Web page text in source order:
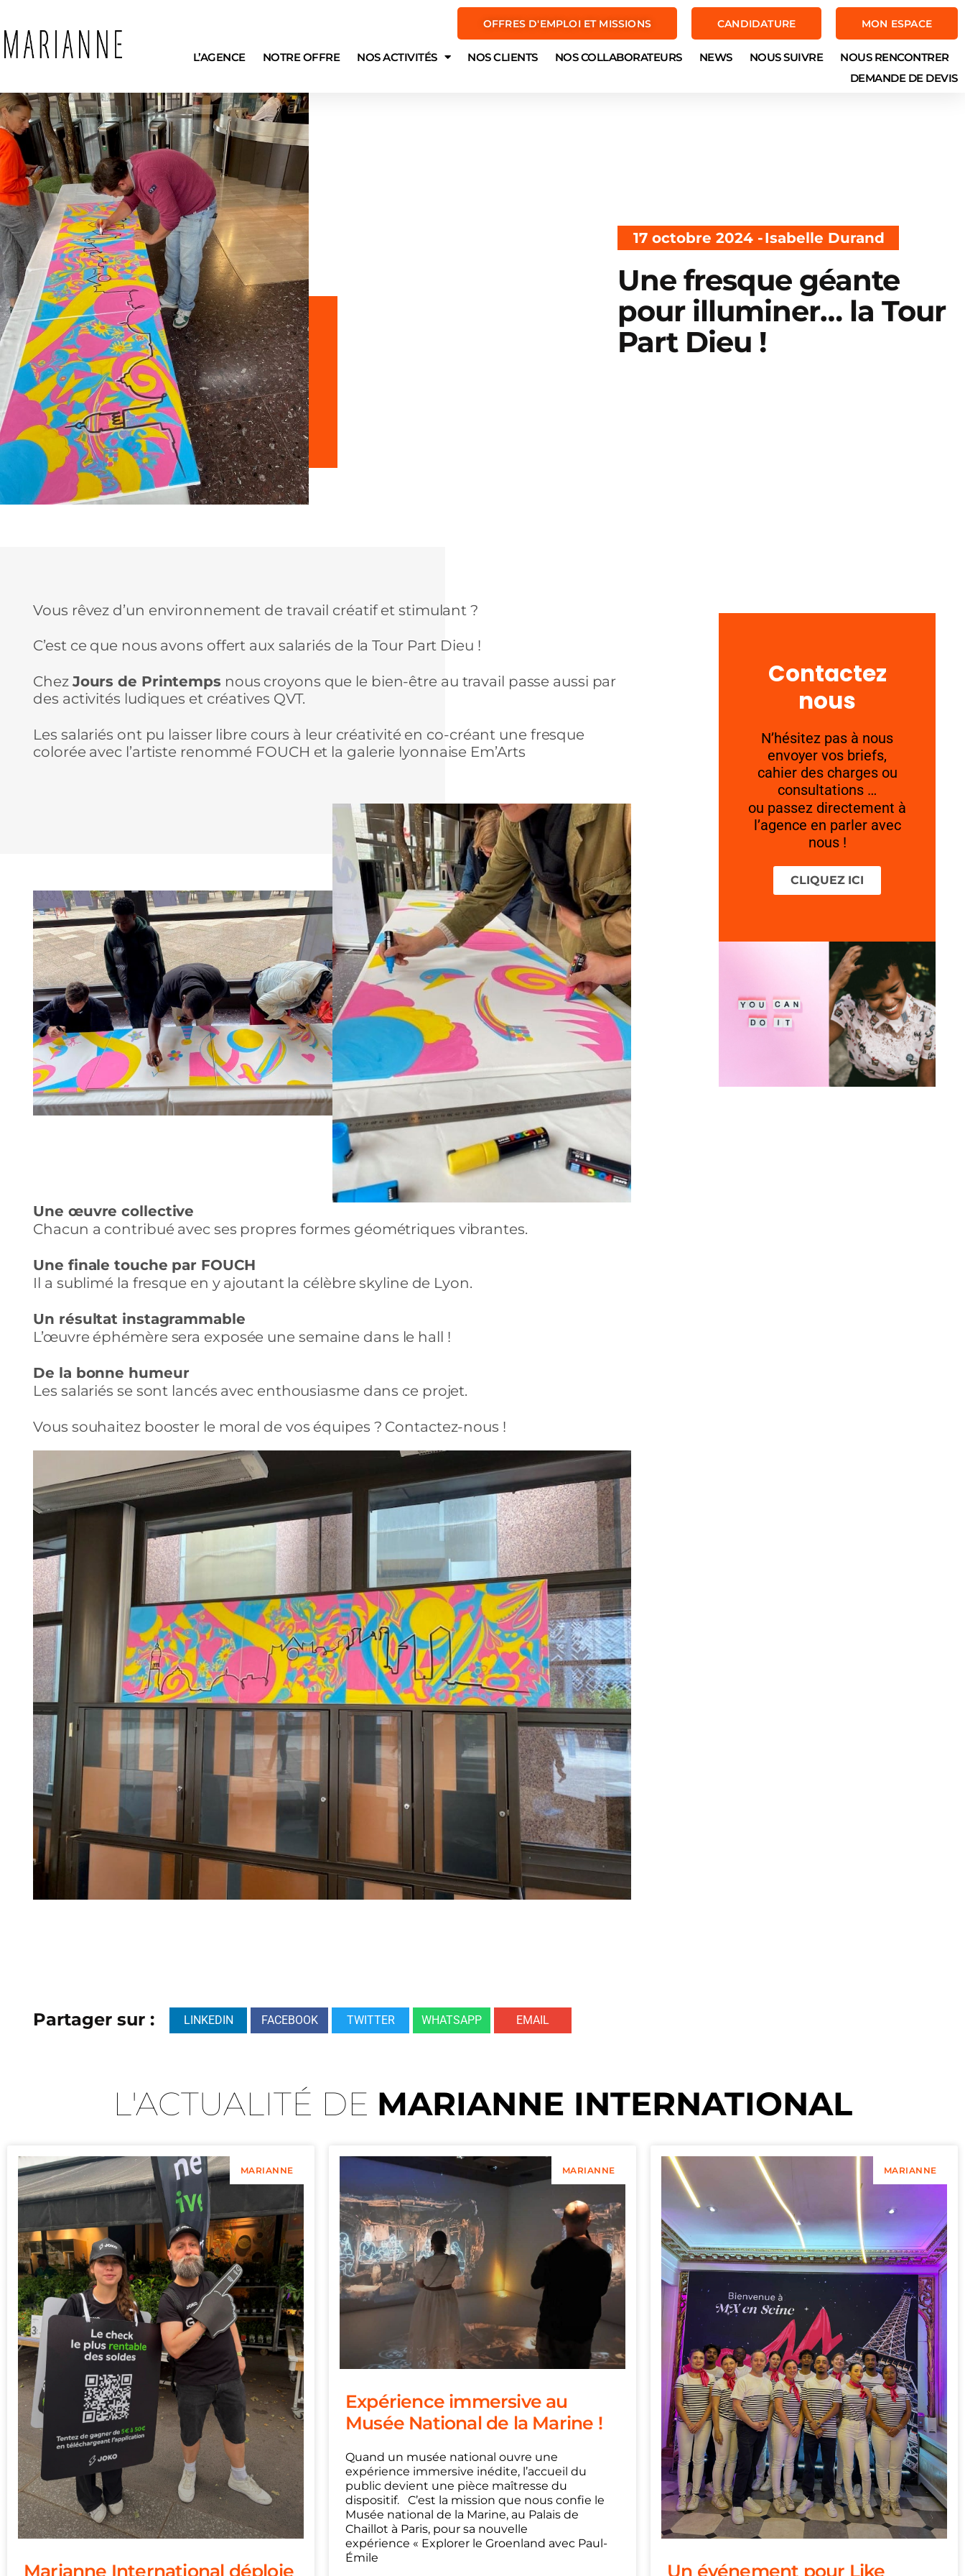
OFFRES D'EMPLOI ET MISSIONS CANDIDATURE MON ESPACE
L’AGENCE NOTRE OFFRE NOS ACTIVITÉS NOS CLIENTS NOS COLLABORATEURS NEWS NOUS SUIVRE
NOUS RENCONTRER
DEMANDE DE DEVIS
17 octobre 2024 -Isabelle Durand
Une fresque géante
pour illuminer… la Tour
Part Dieu ! ️
Vous rêvez d’un environnement de travail créatif et stimulant ?
C’est ce que nous avons offert aux salariés de la Tour Part Dieu !
Chez Jours de Printemps nous croyons que le bien-être au travail passe aussi par
des activités ludiques et créatives QVT.
Les salariés ont pu laisser libre cours à leur créativité en co-créant une fresque
colorée avec l’artiste renommé FOUCH et la galerie lyonnaise Em’Arts
Une œuvre collective
Chacun a contribué avec ses propres formes géométriques vibrantes.
Une finale touche par FOUCH
Il a sublimé la fresque en y ajoutant la célèbre skyline de Lyon.
Un résultat instagrammable
L’œuvre éphémère sera exposée une semaine dans le hall !
De la bonne humeur
Les salariés se sont lancés avec enthousiasme dans ce projet.
Vous souhaitez booster le moral de vos équipes ? Contactez-nous !
Partager sur : LINKEDIN FACEBOOK TWITTER WHATSAPP EMAIL
Contactez
nous
N’hésitez pas à nous
envoyer vos briefs,
cahier des charges ou
consultations …
ou passez directement à
l’agence en parler avec
nous !
CLIQUEZ ICI
L'ACTUALITÉ DE MARIANNE INTERNATIONAL
MARIANNE
Marianne International déploie
MARIANNE
Expérience immersive au
Musée National de la Marine !
Quand un musée national ouvre une
expérience immersive inédite, l’accueil du
public devient une pièce maîtresse du
dispositif. C’est la mission que nous confie le
Musée national de la Marine, au Palais de
Chaillot à Paris, pour sa nouvelle
expérience « Explorer le Groenland avec Paul-
Émile
MARIANNE
Un événement pour Like